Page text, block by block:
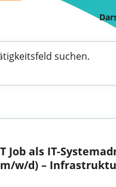
suchen.
Job als IT-
w/d) –